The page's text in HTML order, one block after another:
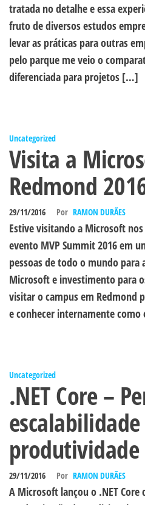
tratada no detalhe e essa
fruto de diversos estudos
levar as práticas para outras
pelo parque me veio o
diferenciada para projetos […]
Uncategorized
Visita a
Redmond
29/11/2016 Por RAMON DURÃES
Estive visitando a Microsoft
evento MVP Summit 2016 em
pessoas de todo o mundo para
Microsoft e investimento para
visitar o campus em Redmond
e conhecer internamente
Uncategorized
.NET Core –
produtividade
29/11/2016 Por RAMON DURÃES
A Microsoft lançou o .NET